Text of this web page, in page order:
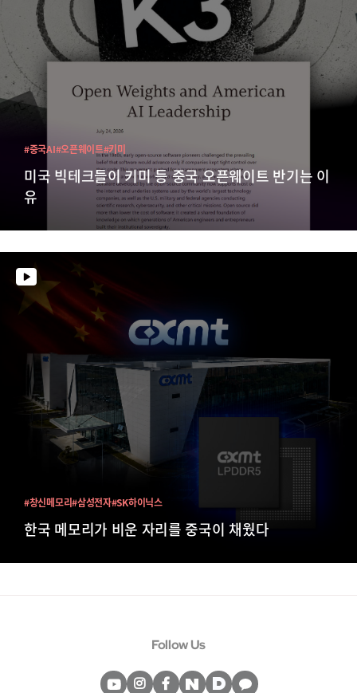
미국 빅테크들이 키미 등 중국 오픈웨이트 반기는 이
유
#중국AI#오픈웨이트#키미
한국 메모리가 비운 자리를 중국이 채웠다
#창신메모리#삼성전자#SK하이닉스
Follow Us